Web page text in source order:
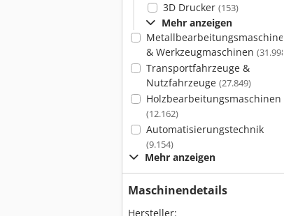
3D Drucker (153)
Mehr anzeigen
Metallbearbeitungsmaschinen
& Werkzeugmaschinen (31.998)
Transportfahrzeuge &
Nutzfahrzeuge (27.849)
Holzbearbeitungsmaschinen
(12.162)
Automatisierungstechnik
(9.154)
Mehr anzeigen
Maschinendetails
Hersteller: